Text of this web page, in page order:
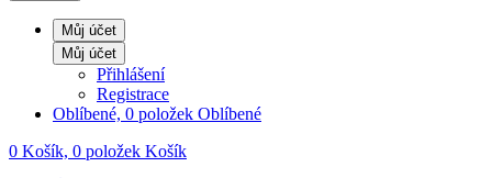
Můj účet
Můj účet
Přihlášení
Registrace
Oblíbené, 0 položek Oblíbené
0 Košík, 0 položek Košík